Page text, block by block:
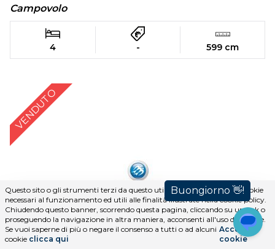
Campovolo
4 - 599 cm
VENDUTO
Questo sito o gli strumenti terzi da questo utilizzati si avvalgono di cookie
necessari al funzionamento ed utili alle finalità illustrate nella cookie policy.
Chiudendo questo banner, scorrendo questa pagina, cliccando su un link o
proseguendo la navigazione in altra maniera, acconsenti all'uso dei cookie.
Se vuoi saperne di più o negare il consenso a tutti o ad alcuni
cookie clicca qui
Accetta i
cookie